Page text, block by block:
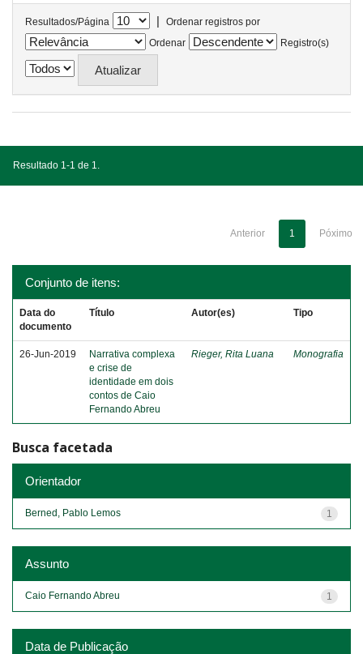
Resultados/Página |
Ordenar registros por
Ordenar
Registro(s)
Resultado 1-1 de 1.
Anterior 1 Póximo
Conjunto de itens:
Data do
documento
Título Autor(es) Tipo
26-Jun-2019
Narrativa complexa
e crise de
identidade em dois
contos de Caio
Fernando Abreu
Rieger, Rita Luana Monografia
Busca facetada
Orientador
1
Berned, Pablo Lemos
Assunto
1
Caio Fernando Abreu
Data de Publicação